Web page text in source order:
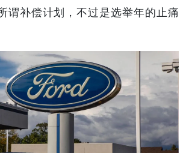
谓补偿计划，不过是选举年的止痛